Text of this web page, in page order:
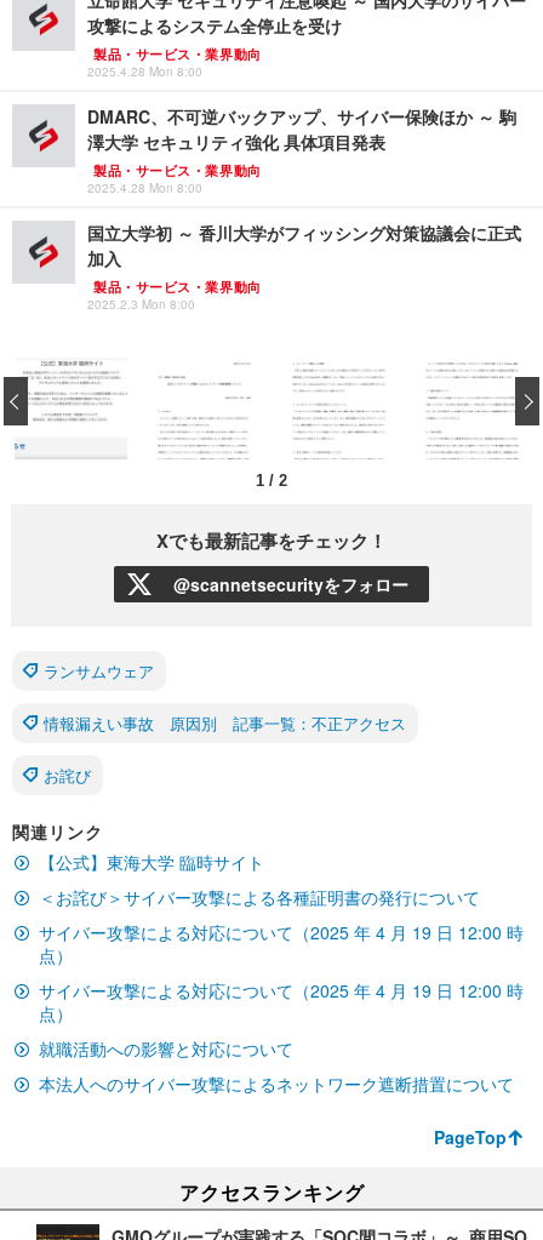
攻撃によるシステム全停止を受け
製品・サービス・業界動向
2025.4.28 Mon 8:00
DMARC、不可逆バックアップ、サイバー保険ほか ～ 駒
澤大学 セキュリティ強化 具体項目発表
製品・サービス・業界動向
2025.4.28 Mon 8:00
国立大学初 ～ 香川大学がフィッシング対策協議会に正式
加入
製品・サービス・業界動向
2025.2.3 Mon 8:00
1 / 2
‹
Xでも最新記事をチェック！
@scannetsecurityをフォロー
ランサムウェア
情報漏えい事故 原因別 記事一覧：不正アクセス
お詫び
関連リンク
【公式】東海大学 臨時サイト
＜お詫び＞サイバー攻撃による各種証明書の発行について
サイバー攻撃による対応について（2025 年 4 月 19 日 12:00 時
点）
サイバー攻撃による対応について（2025 年 4 月 19 日 12:00 時
点）
就職活動への影響と対応について
本法人へのサイバー攻撃によるネットワーク遮断措置について
PageTop
アクセスランキング